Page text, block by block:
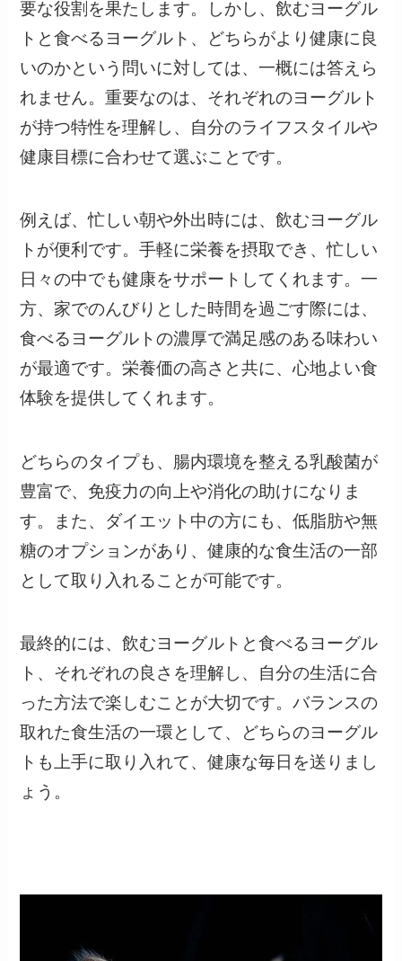
要な役割を果たします。しかし、飲むヨーグル
トと食べるヨーグルト、どちらがより健康に良
いのかという問いに対しては、一概には答えら
れません。重要なのは、それぞれのヨーグルト
が持つ特性を理解し、自分のライフスタイルや
健康目標に合わせて選ぶことです。
例えば、忙しい朝や外出時には、飲むヨーグル
トが便利です。手軽に栄養を摂取でき、忙しい
日々の中でも健康をサポートしてくれます。一
方、家でのんびりとした時間を過ごす際には、
食べるヨーグルトの濃厚で満足感のある味わい
が最適です。栄養価の高さと共に、心地よい食
体験を提供してくれます。
どちらのタイプも、腸内環境を整える乳酸菌が
豊富で、免疫力の向上や消化の助けになりま
す。また、ダイエット中の方にも、低脂肪や無
糖のオプションがあり、健康的な食生活の一部
として取り入れることが可能です。
最終的には、飲むヨーグルトと食べるヨーグル
ト、それぞれの良さを理解し、自分の生活に合
った方法で楽しむことが大切です。バランスの
取れた食生活の一環として、どちらのヨーグル
トも上手に取り入れて、健康な毎日を送りまし
ょう。